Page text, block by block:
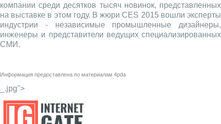
компании среди десятков тысяч новинок, представленных
на выставке в этом году. В жюри CES 2015 вошли эксперты
индустрии - независимые промышленные дизайнеры,
инженеры и представители ведущих специализированных
СМИ.
Информация предоставлена по материалам 4pda
_.jpg">